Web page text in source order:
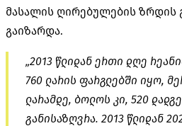
მასალის ღირებულების ზრდის
გაიზარდა.
„2013 წლიდან ერთი დღე
760 ლარის ფარგლებში იყო,
ლარამდე, ბოლოს კი, 520
განისაზღვრა. 2013 წლიდან